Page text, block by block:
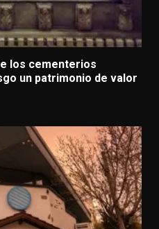
los cementerios
un patrimonio de valor